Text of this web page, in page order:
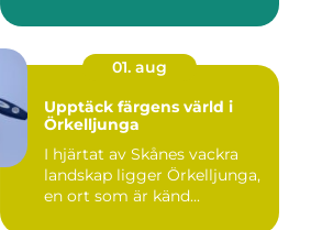
01. aug
Upptäck färgens värld i
Örkelljunga
I hjärtat av Skånes vackra
landskap ligger Örkelljunga,
en ort som är känd...